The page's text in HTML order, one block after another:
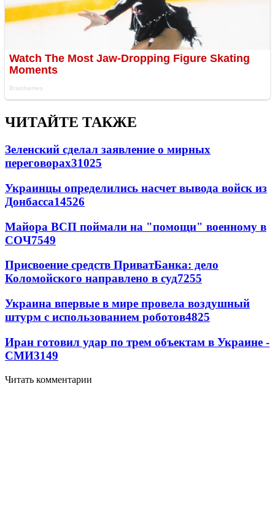
ЧИТАЙТЕ ТАКЖЕ
Зеленский сделал заявление о мирных
переговорах31025
Украинцы определились насчет вывода войск из
Донбасса14526
Майора ВСП поймали на "помощи" военному в
СОЧ7549
Присвоение средств ПриватБанка: дело
Коломойского направлено в суд7255
Украина впервые в мире провела воздушный
штурм с использованием роботов4825
Иран готовил удар по трем объектам в Украине -
СМИ3149
Читать комментарии